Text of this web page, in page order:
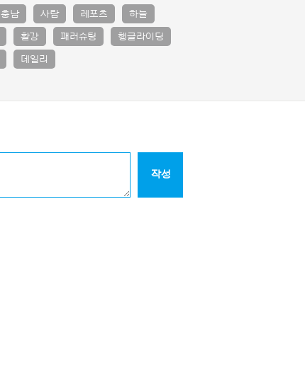
충남 사람 레포츠 하늘
활강 패러슈팅 행글라이딩
데일리
작성